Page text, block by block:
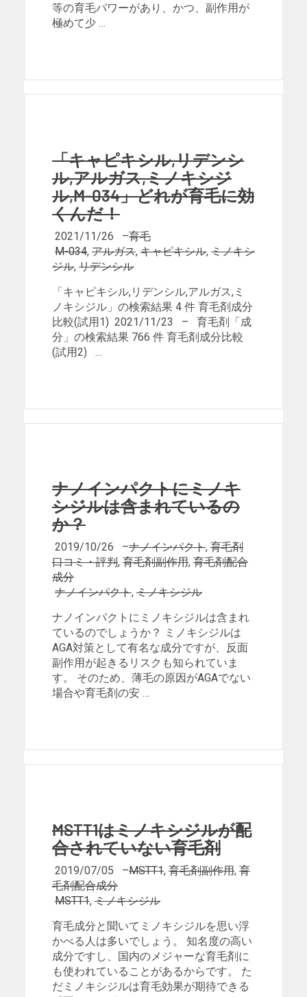
等の育毛パワーがあり、かつ、副作用が
極めて少 …
「キャピキシル,リデンシ
ル,アルガス,ミノキシジ
ル,M-034」どれが育毛に効
くんだ！
2021/11/26 –育毛
M-034, アルガス, キャピキシル, ミノキシ
ジル, リデンシル
「キャピキシル,リデンシル,アルガス,ミ
ノキシジル」の検索結果 4 件 育毛剤成分
比較(試用1) 2021/11/23 – 育毛剤「成
分」の検索結果 766 件 育毛剤成分比較
(試用2) …
ナノインパクトにミノキ
シジルは含まれているの
か？
2019/10/26 –ナノインパクト, 育毛剤
口コミ・評判, 育毛剤副作用, 育毛剤配合
成分
ナノインパクト, ミノキシジル
ナノインパクトにミノキシジルは含まれ
ているのでしょうか？ ミノキシジルは
AGA対策として有名な成分ですが、反面
副作用が起きるリスクも知られていま
す。 そのため、薄毛の原因がAGAでない
場合や育毛剤の安 …
MSTT1はミノキシジルが配
合されていない育毛剤
2019/07/05 –MSTT1, 育毛剤副作用, 育
毛剤配合成分
MSTT1, ミノキシジル
育毛成分と聞いてミノキシジルを思い浮
かべる人は多いでしょう。 知名度の高い
成分ですし、国内のメジャーな育毛剤に
も使われていることがあるからです。 た
だミノキシジルは育毛効果が期待できる